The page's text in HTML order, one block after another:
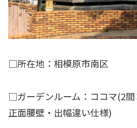
□所在地：相模原市南区
□ガーデンルーム：ココマ(2
正面腰壁・出幅違い仕様)